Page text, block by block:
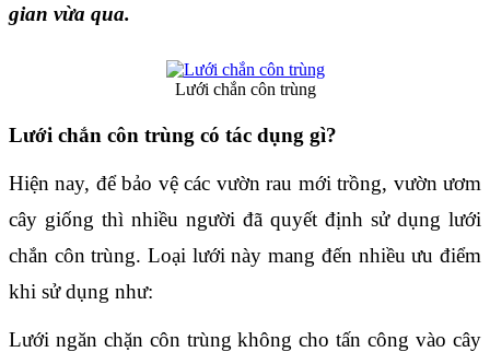
gian vừa qua.
Lưới chắn côn trùng
Lưới chắn côn trùng có tác dụng gì?
Hiện nay, để bảo vệ các vườn rau mới trồng, vườn ươm
cây giống thì nhiều người đã quyết định sử dụng lưới
chắn côn trùng. Loại lưới này mang đến nhiều ưu điểm
khi sử dụng như:
Lưới ngăn chặn côn trùng không cho tấn công vào cây